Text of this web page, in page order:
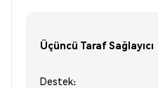
Üçüncü Taraf Sağlayıcı
Destek: